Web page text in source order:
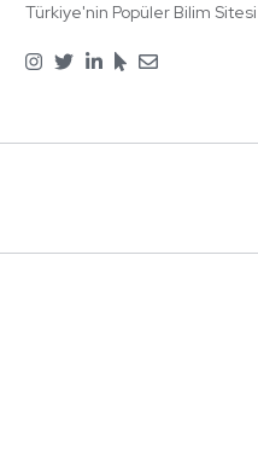
Türkiye'nin Popüler Bilim Sitesi